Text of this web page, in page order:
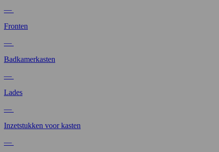
—
Fronten
—
Badkamerkasten
—
Lades
—
Inzetstukken voor kasten
—